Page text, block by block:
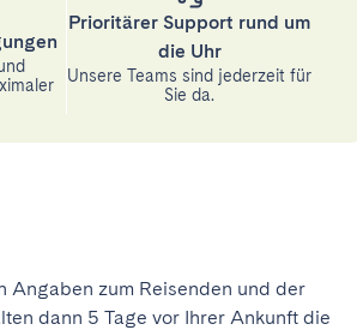
Prioritärer Support rund um
die Uhr
Unsere Teams sind jederzeit für
Sie da.
Angaben zum Reisenden und der
dann 5 Tage vor Ihrer Ankunft die